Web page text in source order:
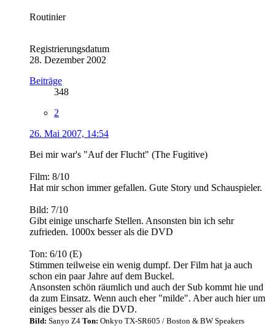
Routinier
Registrierungsdatum
28. Dezember 2002
Beiträge
348
2
26. Mai 2007, 14:54
Bei mir war's "Auf der Flucht" (The Fugitive)
Film: 8/10
Hat mir schon immer gefallen. Gute Story und Schauspieler.
Bild: 7/10
Gibt einige unscharfe Stellen. Ansonsten bin ich sehr
zufrieden. 1000x besser als die DVD
Ton: 6/10 (E)
Stimmen teilweise ein wenig dumpf. Der Film hat ja auch
schon ein paar Jahre auf dem Buckel.
Ansonsten schön räumlich und auch der Sub kommt hie und
da zum Einsatz. Wenn auch eher "milde". Aber auch hier um
einiges besser als die DVD.
Bild: Sanyo Z4 Ton: Onkyo TX-SR605 / Boston & BW Speakers